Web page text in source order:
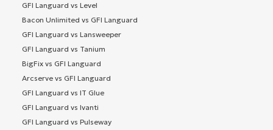
GFI Languard vs Level
Bacon Unlimited vs GFI Languard
GFI Languard vs Lansweeper
GFI Languard vs Tanium
BigFix vs GFI Languard
Arcserve vs GFI Languard
GFI Languard vs IT Glue
GFI Languard vs Ivanti
GFI Languard vs Pulseway